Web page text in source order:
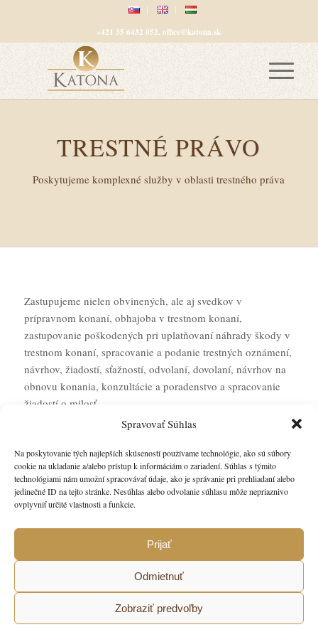
Spravovať Súhlas
Na poskytovanie tých najlepších skúseností používame technológie, ako sú súbory
cookie na ukladanie a/alebo prístup k informáciám o zariadení. Súhlas s týmito
technológiami nám umožní spracovávať údaje, ako je správanie pri prehliadaní alebo
jedinečné ID na tejto stránke. Nesúhlas alebo odvolanie súhlasu môže nepriaznivo
ovplyvniť určité vlastnosti a funkcie.
Prijať
Odmietnuť
Zobraziť predvoľby
+421 35 6432 052, office@katona.sk
TRESTNÉ PRÁVO
Poskytujeme komplexné služby v oblasti trestného práva
Zastupujeme nielen obvinených, ale aj svedkov v
prípravnom konaní, obhajoba v trestnom konaní,
zastupovanie poškodených pri uplatňovaní náhrady škody v
trestnom konaní, spracovanie a podanie trestných oznámení,
návrhov, žiadostí, sťažností, odvolaní, dovolaní, návrhov na
obnovu konania, konzultácie a poradenstvo a spracovanie
žiadostí o milosť.
Hľadáte spoľahlivé a profesionálne služby v oblasti
trestného práva?
Kontaktujte nás